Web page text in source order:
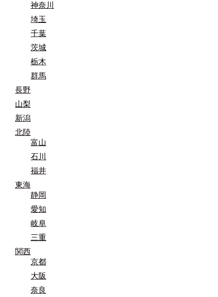
神奈川
埼玉
千葉
茨城
栃木
群馬
長野
山梨
新潟
北陸
富山
石川
福井
東海
静岡
愛知
岐阜
三重
関西
京都
大阪
奈良